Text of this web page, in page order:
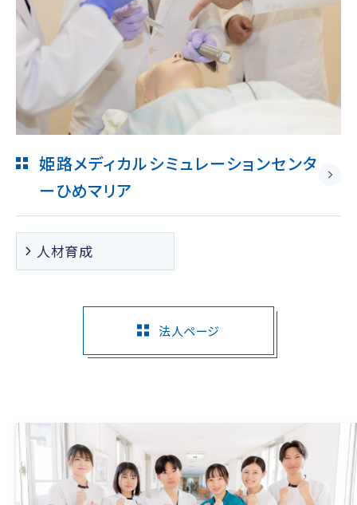
姫路メディカルシミュレーションセンタ
ーひめマリア
人材育成
法人ページ